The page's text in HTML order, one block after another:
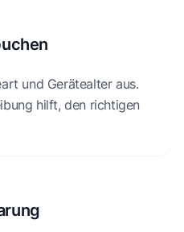
und Gerätealter aus.
hilft, den richtigen